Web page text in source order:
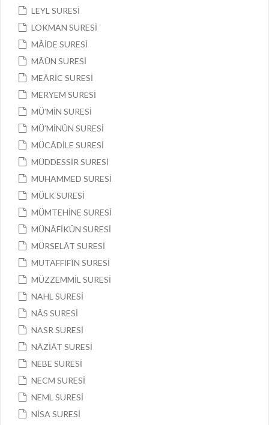
LEYL SURESİ
LOKMAN SURESİ
MÂİDE SURESİ
MÂÛN SURESİ
MEÂRİC SURESİ
MERYEM SURESİ
MÜ’MİN SURESİ
MÜ’MİNÛN SURESİ
MÜCÂDİLE SURESİ
MÜDDESSİR SURESİ
MUHAMMED SURESİ
MÜLK SURESİ
MÜMTEHİNE SURESİ
MÜNÂFİKÛN SURESİ
MÜRSELÂT SURESİ
MUTAFFİFÎN SURESİ
MÜZZEMMİL SURESİ
NAHL SURESİ
NÂS SURESİ
NASR SURESİ
NÂZİÂT SURESİ
NEBE SURESİ
NECM SURESİ
NEML SURESİ
NİSA SURESİ